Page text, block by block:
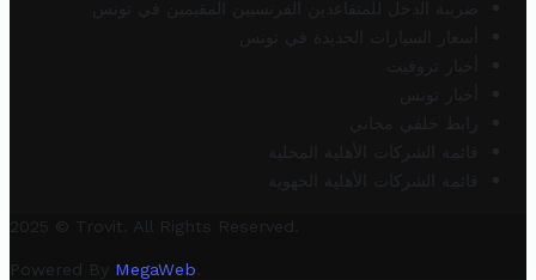
ضريبة الدخل للمتقاعدين الفرنسيين المقيمين في تونس
أسعار السيارات الجديدة في تونس
أخبار تروفيت
أخبار تونس
رابط خلفي مجاني
قائمة الشركات الأهلية المحلية
قائمة الشركات الأهلية الجهوية
2025 © Trovit. All Rights Reserved.
Powered By MegaWeb